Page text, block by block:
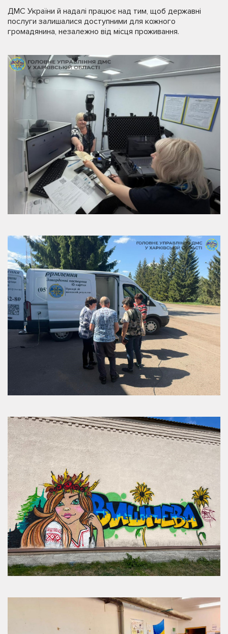
ДМС України й надалі працює над тим, щоб державні
послуги залишалися доступними для кожного
громадянина, незалежно від місця проживання.